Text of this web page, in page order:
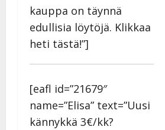
kauppa on täynnä
edullisia löytöjä. Klikkaa
heti tästä!”]
[eafl id=”21679″
name=”Elisa” text=”Uusi
kännykkä 3€/kk?